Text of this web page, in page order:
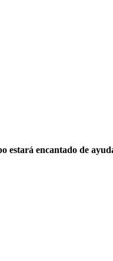
estará encantado de